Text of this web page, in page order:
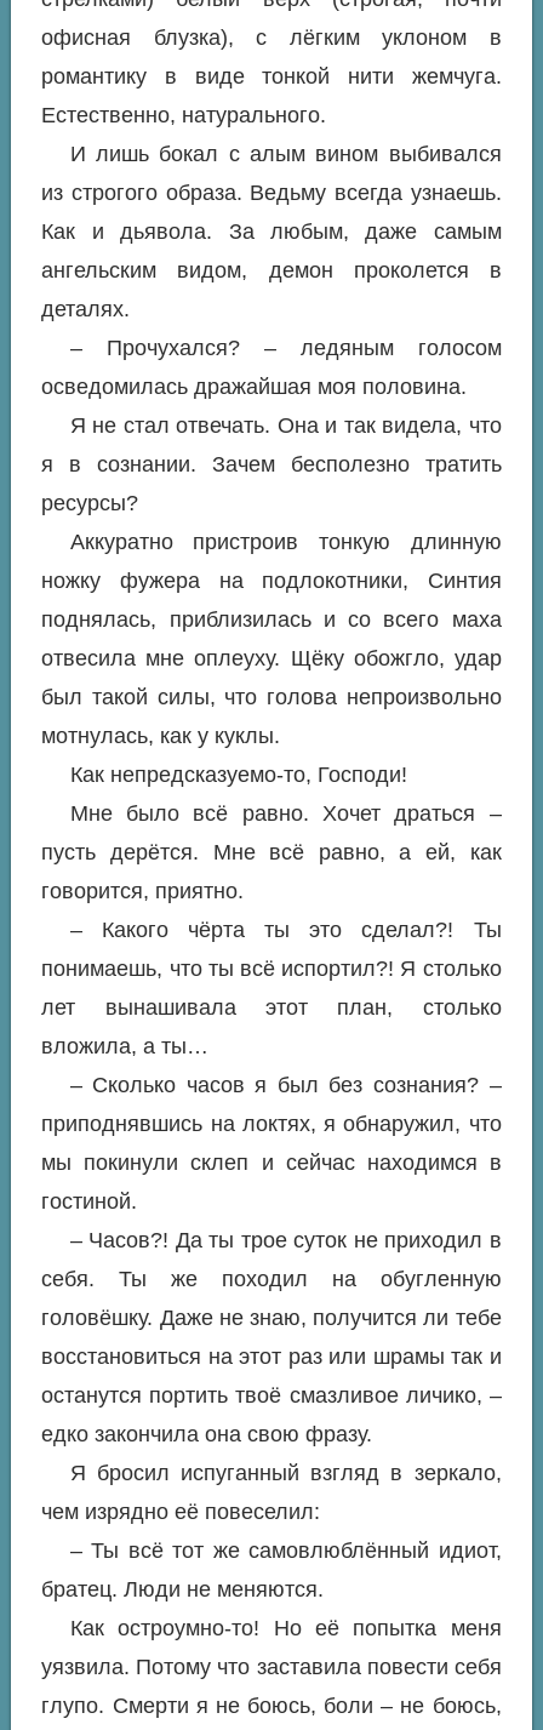
офисная блузка), с лёгким уклоном в
романтику в виде тонкой нити жемчуга.
Естественно, натурального.
И лишь бокал с алым вином выбивался
из строгого образа. Ведьму всегда узнаешь.
Как и дьявола. За любым, даже самым
ангельским видом, демон проколется в
деталях.
– Прочухался? – ледяным голосом
осведомилась дражайшая моя половина.
Я не стал отвечать. Она и так видела, что
я в сознании. Зачем бесполезно тратить
ресурсы?
Аккуратно пристроив тонкую длинную
ножку фужера на подлокотники, Синтия
поднялась, приблизилась и со всего маха
отвесила мне оплеуху. Щёку обожгло, удар
был такой силы, что голова непроизвольно
мотнулась, как у куклы.
Как непредсказуемо-то, Господи!
Мне было всё равно. Хочет драться –
пусть дерётся. Мне всё равно, а ей, как
говорится, приятно.
– Какого чёрта ты это сделал?! Ты
понимаешь, что ты всё испортил?! Я столько
лет вынашивала этот план, столько
вложила, а ты…
– Сколько часов я был без сознания? –
приподнявшись на локтях, я обнаружил, что
мы покинули склеп и сейчас находимся в
гостиной.
– Часов?! Да ты трое суток не приходил в
себя. Ты же походил на обугленную
головёшку. Даже не знаю, получится ли тебе
восстановиться на этот раз или шрамы так и
останутся портить твоё смазливое личико, –
едко закончила она свою фразу.
Я бросил испуганный взгляд в зеркало,
чем изрядно её повеселил:
– Ты всё тот же самовлюблённый идиот,
братец. Люди не меняются.
Как остроумно-то! Но её попытка меня
уязвила. Потому что заставила повести себя
глупо. Смерти я не боюсь, боли – не боюсь,